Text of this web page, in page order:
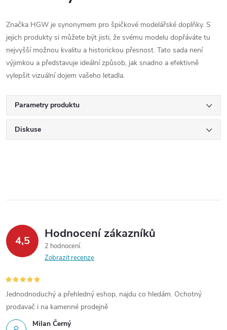
Značka HGW je synonymem pro špičkové modelářské doplňky. S
jejich produkty si můžete být jisti, že svému modelu dopřáváte tu
nejvyšší možnou kvalitu a historickou přesnost. Tato sada není
výjimkou a představuje ideální způsob, jak snadno a efektivně
vylepšit vizuální dojem vašeho letadla.
Parametry produktu
Diskuse
4,5 Hodnocení zákazníků
2 hodnocení
Zobrazit recenze
Milan Černý
Jednodnoduchý a přehledný eshop, najdu co hledám. Ochotný
prodavač i na kamenné prodejně